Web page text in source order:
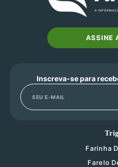
ASSINE
Inscreva-se para
Farinha
Farelo